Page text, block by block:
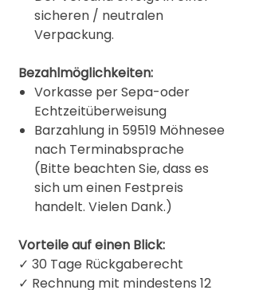
sicheren / neutralen
Verpackung.
Bezahlmöglichkeiten:
Vorkasse per Sepa-oder
Echtzeitüberweisung
Barzahlung in 59519 Möhnesee
nach Terminabsprache
(Bitte beachten Sie, dass es
sich um einen Festpreis
handelt. Vielen Dank.)
Vorteile auf einen Blick:
✓ 30 Tage Rückgaberecht
✓ Rechnung mit mindestens 12